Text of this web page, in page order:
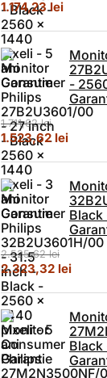
Prețul inițial a
1.174,23leiPrețul
-
1.711,62lei
Prețul inițial a fost:
1.523,62 leiPrețul
2.525,62lei
Prețul inițial a
2.323,32 lei